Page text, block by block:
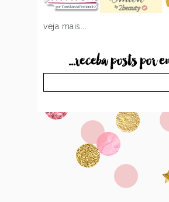
veja mais...
...receba posts por